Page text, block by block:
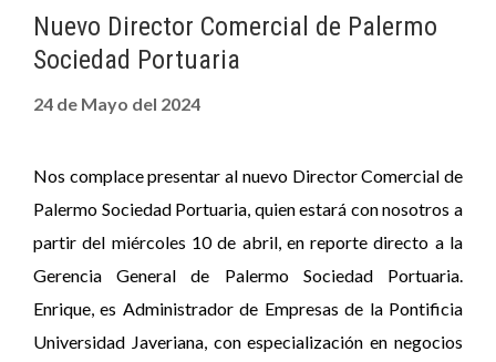
Nuevo Director Comercial de Palermo
Sociedad Portuaria
24 de Mayo del 2024
Nos complace presentar al nuevo Director Comercial de
Palermo Sociedad Portuaria, quien estará con nosotros a
partir del miércoles 10 de abril, en reporte directo a la
Gerencia General de Palermo Sociedad Portuaria.
Enrique, es Administrador de Empresas de la Pontificia
Universidad Javeriana, con especialización en negocios